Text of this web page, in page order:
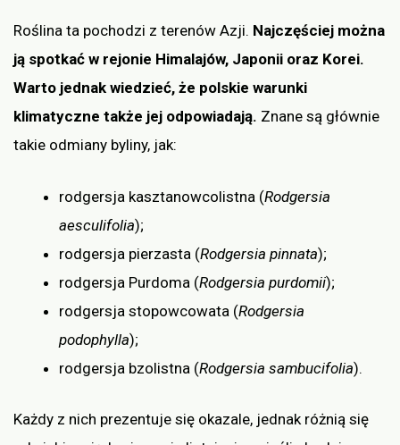
Roślina ta pochodzi z terenów Azji. Najczęściej można
ją spotkać w rejonie Himalajów, Japonii oraz Korei.
Warto jednak wiedzieć, że polskie warunki
klimatyczne także jej odpowiadają. Znane są głównie
takie odmiany byliny, jak:
rodgersja kasztanowcolistna (Rodgersia
aesculifolia);
rodgersja pierzasta (Rodgersia pinnata);
rodgersja Purdoma (Rodgersia purdomii);
rodgersja stopowcowata (Rodgersia
podophylla);
rodgersja bzolistna (Rodgersia sambucifolia).
Każdy z nich prezentuje się okazale, jednak różnią się